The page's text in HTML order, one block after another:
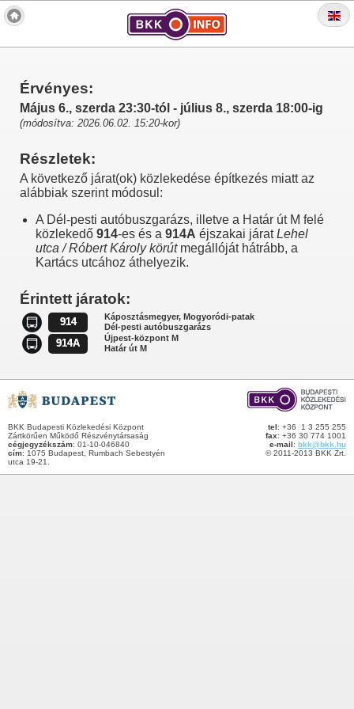
Érvényes:
Május 6., szerda 23:30-tól - július 8., szerda 18:00-ig
(módosítva: 2026.06.02. 15:20-kor)
Részletek:
A következő járat(ok) közlekedése építkezés miatt az
alábbiak szerint módosul:
A Dél-pesti autóbuszgarázs, illetve a Határ út M felé
közlekedő 914-es és a 914A éjszakai járatLehel
utca / Róbert Károly körútmegállóját hátrább, a
Kartács utcához áthelyezik.
Érintett járatok:
914
Káposztásmegyer, Mogyoródi-patak
Dél-pesti autóbuszgarázs
914A
Újpest-központ M
Határ út M
BKK Budapesti Közlekedési Központ
Zártkörűen Működő Részvénytársaság
cégjegyzékszám: 01-10-046840
cím: 1075 Budapest, Rumbach Sebestyén
utca 19-21.
tel: +36 1 3 255 255
fax: +36 30 774 1001
e-mail: bkk@bkk.hu
© 2011-2013 BKK Zrt.